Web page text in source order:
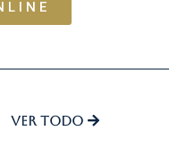
Ver todo